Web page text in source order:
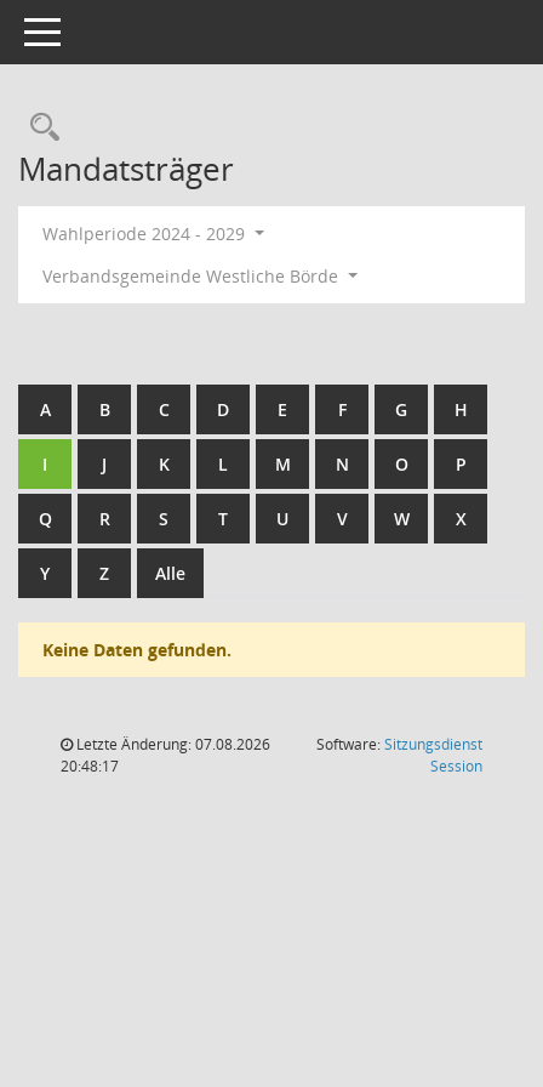
Toggle navigation
Rechercheauswahl
Mandatsträger
Wahlperiode 2024 - 2029
Verbandsgemeinde Westliche Börde
A B C D E F G H
I J K L M N O P
Q R S T U V W X
Y Z Alle
Keine Daten gefunden.
Letzte Änderung: 07.08.2026
20:48:17
Software:Sitzungsdienst
Session(Wird in